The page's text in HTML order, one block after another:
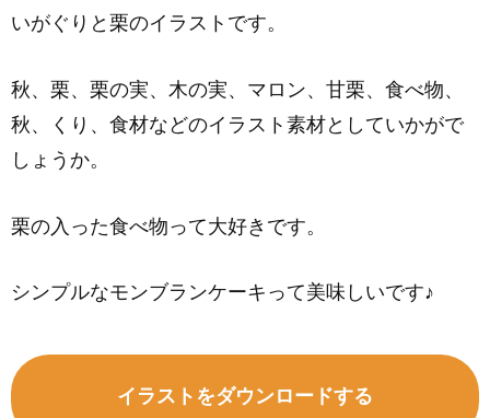
いがぐりと栗のイラストです。
秋、栗、栗の実、木の実、マロン、甘栗、食べ物、
秋、くり、食材などのイラスト素材としていかがで
しょうか。
栗の入った食べ物って大好きです。
シンプルなモンブランケーキって美味しいです♪
イラストをダウンロードする